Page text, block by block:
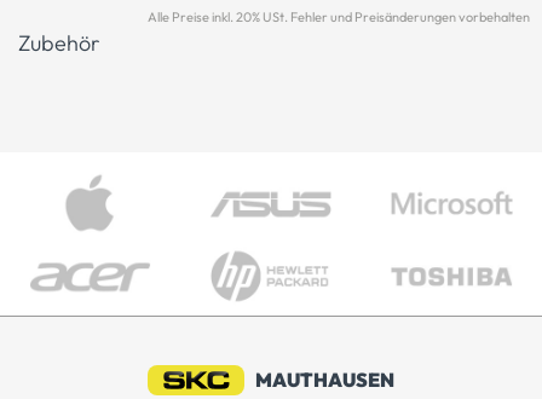
Alle Preise inkl. 20% USt. Fehler und Preisänderungen vorbehalten
Zubehör
MAUTHAUSEN